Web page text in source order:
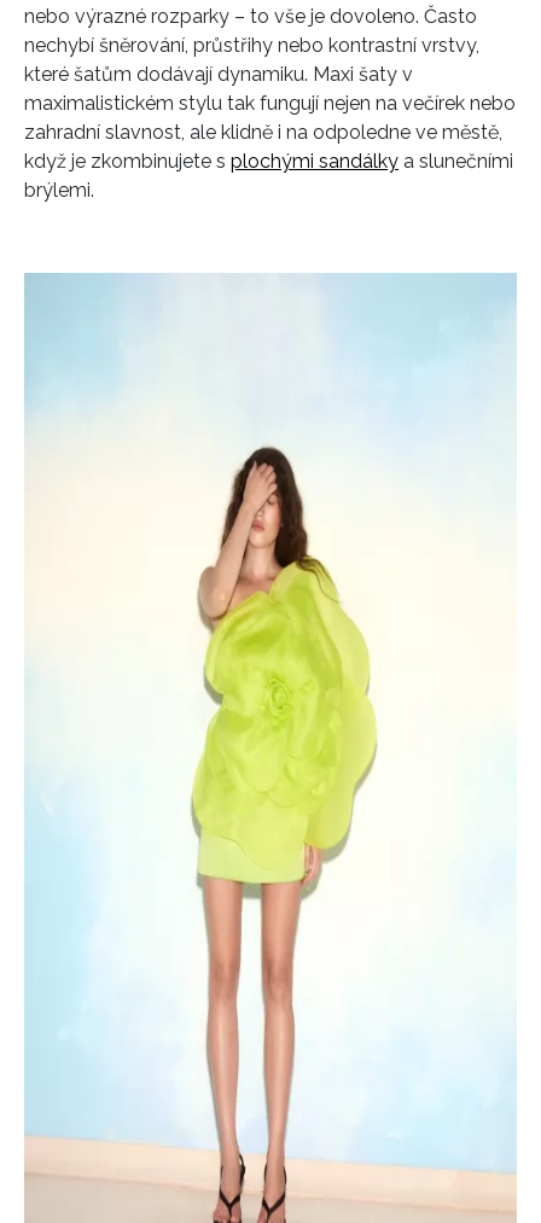
nebo výrazné rozparky – to vše je dovoleno. Často
nechybí šněrování, průstřihy nebo kontrastní vrstvy,
které šatům dodávají dynamiku. Maxi šaty v
maximalistickém stylu tak fungují nejen na večírek nebo
zahradní slavnost, ale klidně i na odpoledne ve městě,
když je zkombinujete s plochými sandálky a slunečními
brýlemi.